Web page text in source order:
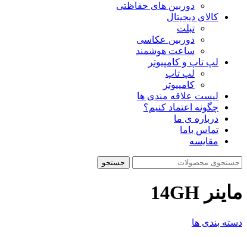
دوربین های حفاظتی
کالای دیجیتال
تبلت
دوربین عکاسی
ساعت هوشمند
لپ تاپ و کامپیوتر
لپ تاپ
کامپیوتر
لیست علاقه مندی ها
چگونه اعتماد کنیم؟
درباره ی ما
تماس باما
مقایسه
جستجو
ماینر 14GH
دسته بندی ها